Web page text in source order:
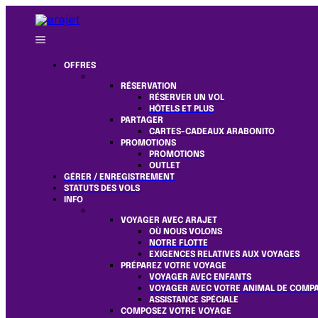
OFFRES
RÉSERVATION
RÉSERVER UN VOL
HÔTELS ET PLUS
PARTAGER
CARTES-CADEAUX ARABONITO
PROMOTIONS
PROMOTIONS
OUTLET
GÉRER / ENREGISTREMENT
STATUTS DES VOLS
INFO
VOYAGER AVEC ARAJET
OÙ NOUS VOLONS
NOTRE FLOTTE
EXIGENCES RELATIVES AUX VOYAGES
PRÉPAREZ VOTRE VOYAGE
VOYAGER AVEC ENFANTS
VOYAGER AVEC VOTRE ANIMAL DE
ASSISTANCE SPÉCIALE
COMPOSEZ VOTRE VOYAGE